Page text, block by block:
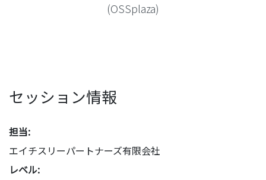
(OSSplaza)
セッション情報
担当:
エイチスリーパートナーズ有限会社
レベル: